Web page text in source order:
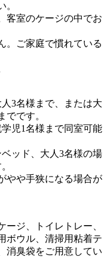
。
客室のケージの中でお
。ご家庭で慣れている
3名様まで、または大
でです。
児1名様まで同室可能
ッド、大人3名様の場
やや手狭になる場合が
ージ、トイレトレー、
ボウル、清掃用粘着テ
消臭袋をご用意してい